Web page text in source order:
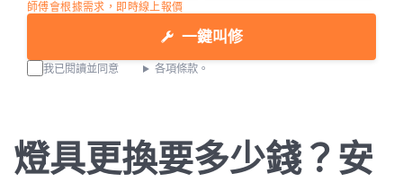
師傅會根據需求，即時線上報價
一鍵叫修
我已閱讀並同意 各項條款。
燈具更換要多少錢？安